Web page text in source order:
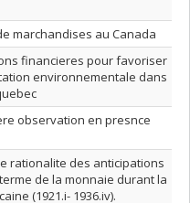
marchandises au Canada
financieres pour favoriser
environnementale dans
observation en presnce
rationalite des anticipations
de la monnaie durant la
(1921.i- 1936.iv).